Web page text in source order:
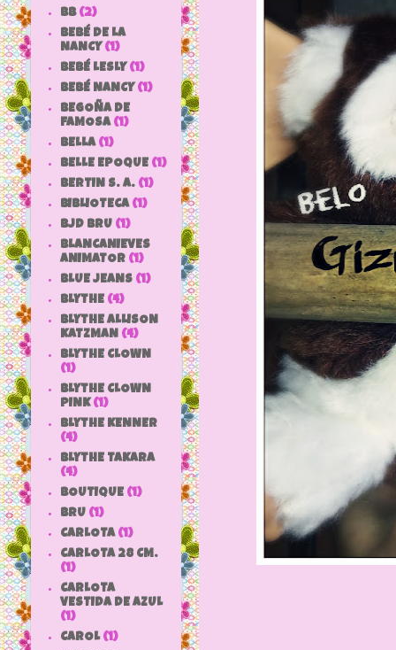
bb (2)
BEBÉ DE LA
NANCY (1)
BEBÉ LESLY (1)
BEBÉ NANCY (1)
BEGOÑA DE
FAMOSA (1)
BELLA (1)
BELLE EPOQUE (1)
BERTIN S. A. (1)
BIBLIOTECA (1)
BJD BRU (1)
BLANCANIEVES
ANIMATOR (1)
BLUE JEANS (1)
BLYTHE (4)
BLYTHE ALLISON
KATZMAN (4)
BLYTHE CLOWN
(1)
BLYTHE CLOWN
PINK (1)
BLYTHE KENNER
(4)
BLYTHE TAKARA
(4)
BOUTIQUE (1)
BRU (1)
CARLOTA (1)
CARLOTA 28 CM.
(1)
CARLOTA
VESTIDA DE AZUL
(1)
CAROL (1)